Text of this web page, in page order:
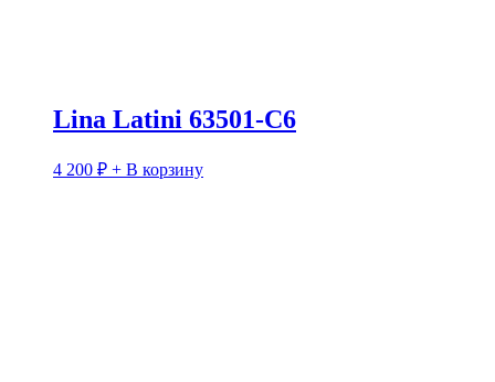
Lina Latini 63501-C6
4 200 ₽ + В корзину